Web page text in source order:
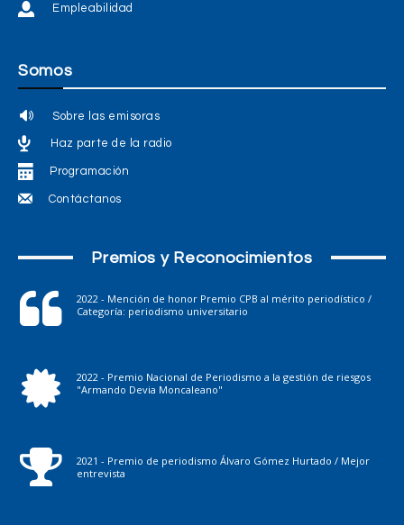
Empleabilidad
Somos
Sobre las emisoras
Haz parte de la radio
Programación
Contáctanos
Premios y Reconocimientos
2022 - Mención de honor Premio CPB al mérito periodístico /
Categoría: periodismo universitario
2022 - Premio Nacional de Periodismo a la gestión de riesgos
"Armando Devia Moncaleano"
2021 - Premio de periodismo Álvaro Gómez Hurtado / Mejor
entrevista